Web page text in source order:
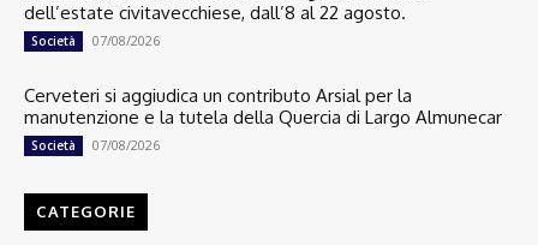
dell’estate civitavecchiese, dall’8 al 22 agosto.
Società 07/08/2026
Cerveteri si aggiudica un contributo Arsial per la
manutenzione e la tutela della Quercia di Largo Almunecar
Società 07/08/2026
CATEGORIE